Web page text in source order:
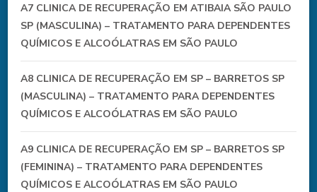
A7 CLINICA DE RECUPERAÇÃO EM ATIBAIA SÃO PAULO
SP (MASCULINA) – TRATAMENTO PARA DEPENDENTES
QUÍMICOS E ALCOÓLATRAS EM SÃO PAULO
A8 CLINICA DE RECUPERAÇÃO EM SP – BARRETOS SP
(MASCULINA) – TRATAMENTO PARA DEPENDENTES
QUÍMICOS E ALCOÓLATRAS EM SÃO PAULO
A9 CLINICA DE RECUPERAÇÃO EM SP – BARRETOS SP
(FEMININA) – TRATAMENTO PARA DEPENDENTES
QUÍMICOS E ALCOÓLATRAS EM SÃO PAULO